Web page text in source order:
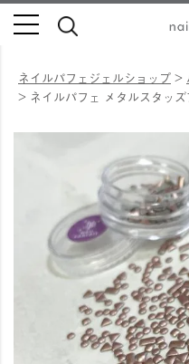
ネイルパフェジェルショップ
ネイルパフェ メタルスタッ